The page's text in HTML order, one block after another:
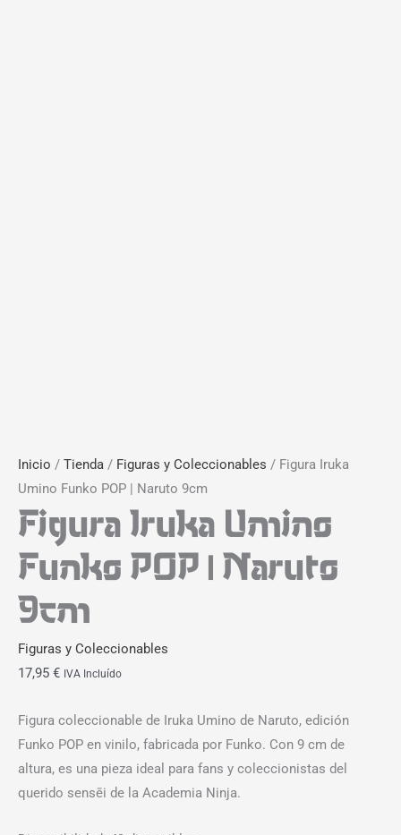
Inicio / Tienda / Figuras y Coleccionables / Figura Iruka
Umino Funko POP | Naruto 9cm
Figura Iruka Umino
Funko POP | Naruto
9cm
Figuras y Coleccionables
17,95 € IVA Incluído
Figura coleccionable de Iruka Umino de Naruto, edición
Funko POP en vinilo, fabricada por Funko. Con 9 cm de
altura, es una pieza ideal para fans y coleccionistas del
querido sensēi de la Academia Ninja.